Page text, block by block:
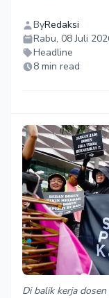
ByRedaksi
Rabu, 08 Juli
Headline
8 min read
Di balik kerja